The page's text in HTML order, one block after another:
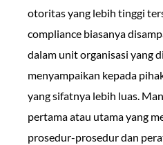
otoritas yang lebih tinggi
compliance biasanya
dalam unit organisasi yang
menyampaikan kepada
yang sifatnya lebih luas.
pertama atau utama yang
prosedur-prosedur dan